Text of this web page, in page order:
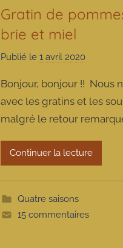
Gratin de
brie et miel
Publié le1 avril 2020
m
a
m
o
e
Bonjour, bonjour !! Nous
avec les gratins et les
malgré le retour
Continuer la lecture
Quatre saisons
15 commentaires